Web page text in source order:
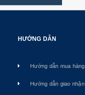
HƯỚNG DẪN
Hướng dẫn mua hàng
Hướng dẫn giao nhận